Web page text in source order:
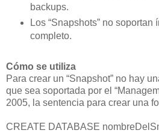
backups.
Los “Snapshots” no soportan
completo.
Cómo se utiliza
Para crear un “Snapshot” no hay
que sea soportada por el
2005, la sentencia para crear una
CREATE DATABASE